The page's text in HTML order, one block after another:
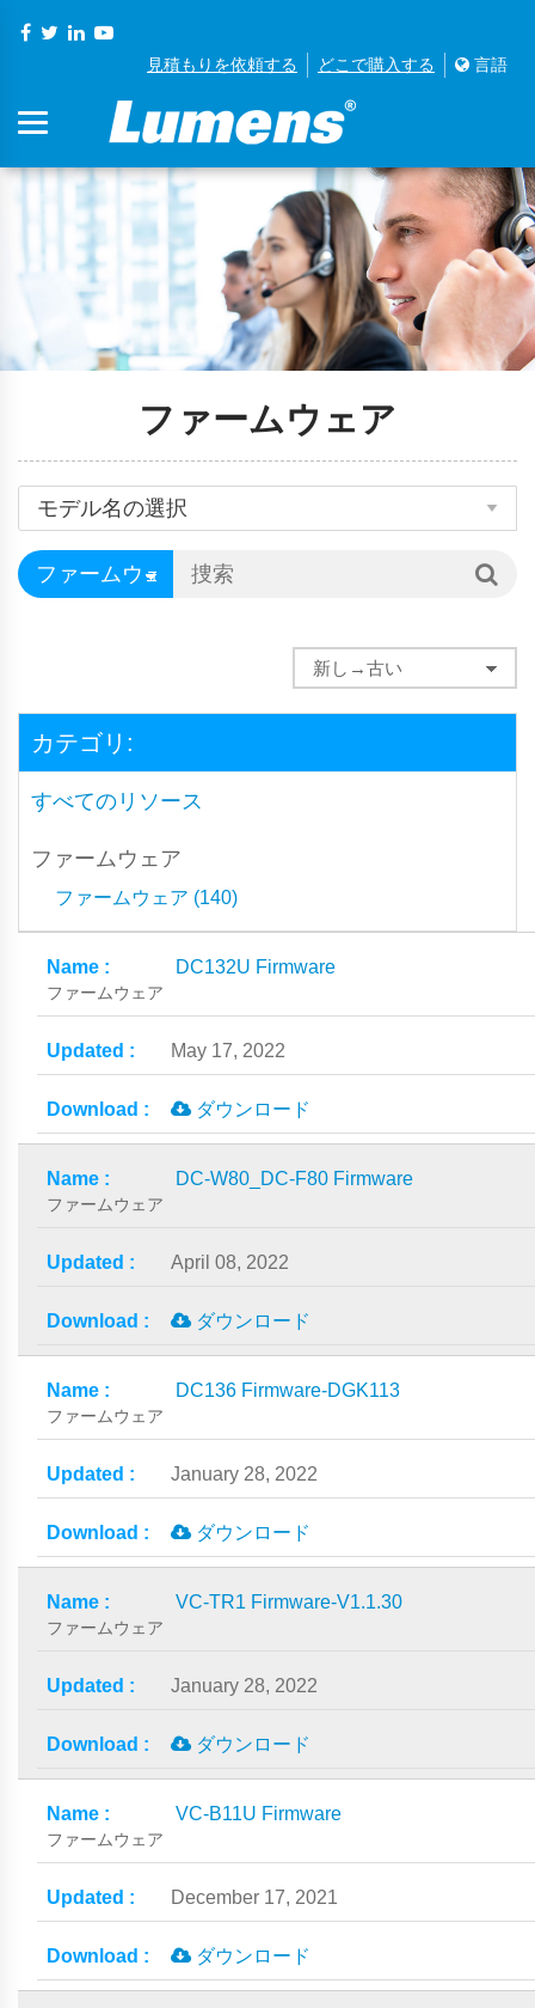
見積もりを依頼する どこで購入する 言語
ファームウェア
カテゴリ:
すべてのリソース
ファームウェア
ファームウェア (140)
DC132U Firmware
ファームウェア
May 17, 2022
ダウンロード
DC-W80_DC-F80 Firmware
ファームウェア
April 08, 2022
ダウンロード
DC136 Firmware-DGK113
ファームウェア
January 28, 2022
ダウンロード
VC-TR1 Firmware-V1.1.30
ファームウェア
January 28, 2022
ダウンロード
VC-B11U Firmware
ファームウェア
December 17, 2021
ダウンロード